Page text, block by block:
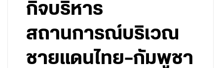
กิจบริหาร
สถานการณ์บริเวณ
ชายแดนไทย–กัมพูชา